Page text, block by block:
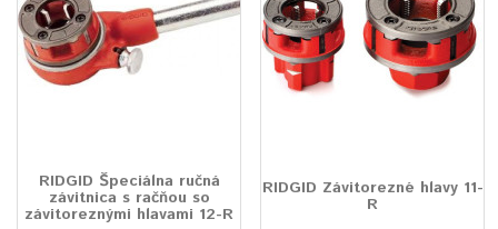
RIDGID Špeciálna ručná
závitnica s račňou so
závitoreznými hlavami 12-R
RIDGID Závitorezné hlavy 11-
R